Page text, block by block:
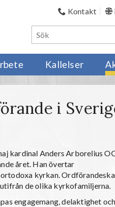
Kontakt
Kallelser
i
kardinal Anders Arborelius
året. Han övertar
kyrkan.
de olika kyrkofamiljerna.
engagemang, delaktighet och